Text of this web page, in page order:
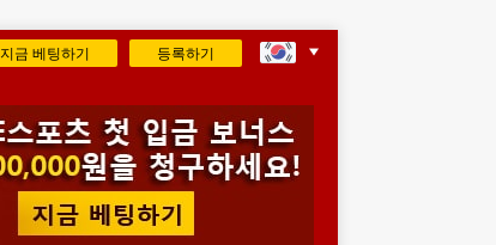
지금 베팅하기 등록하기